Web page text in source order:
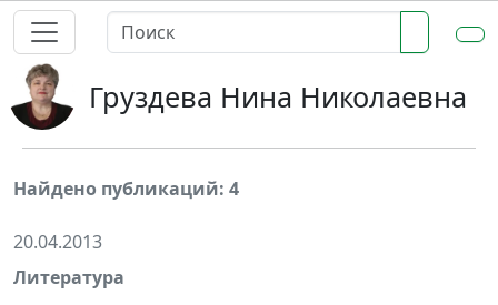
Груздева Нина Николаевна
Найдено публикаций: 4
20.04.2013
Литература